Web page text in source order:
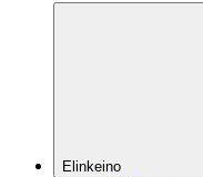
Elinkeino